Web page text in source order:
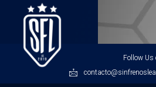
Follow Us